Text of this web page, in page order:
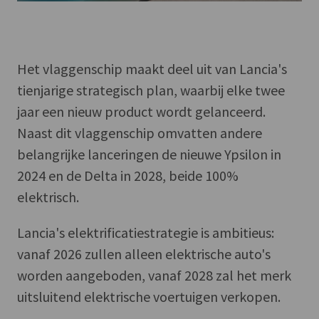
Het vlaggenschip maakt deel uit van Lancia's
tienjarige strategisch plan, waarbij elke twee
jaar een nieuw product wordt gelanceerd.
Naast dit vlaggenschip omvatten andere
belangrijke lanceringen de nieuwe Ypsilon in
2024 en de Delta in 2028, beide 100%
elektrisch.
Lancia's elektrificatiestrategie is ambitieus:
vanaf 2026 zullen alleen elektrische auto's
worden aangeboden, vanaf 2028 zal het merk
uitsluitend elektrische voertuigen verkopen.